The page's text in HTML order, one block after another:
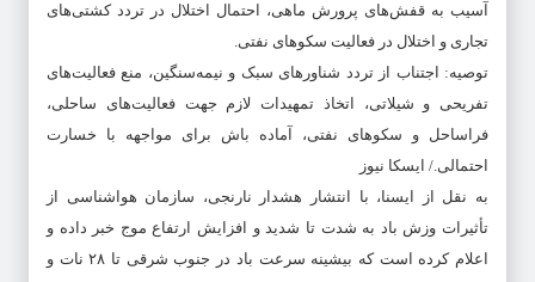
آسیب به قفش‌های پرورش ماهی، احتمال اختلال در تردد کشتی‌های
تجاری و اختلال در فعالیت سکوهای نفتی.
توصیه: اجتناب از تردد شناورهای سبک و نیمه‌سنگین، منع فعالیت‌های
تفریحی و شیلاتی، اتخاذ تمهیدات لازم جهت فعالیت‌های ساحلی،
فراساحل و سکوهای نفتی، آماده باش برای مواجهه با خسارت
احتمالی./ ایسکا نیوز
به نقل از ایسنا، با انتشار هشدار نارنجی، سازمان هواشناسی از
تأثیرات وزش باد به شدت تا شدید و افزایش ارتفاع موج خبر داده و
اعلام کرده است که بیشینه سرعت باد در جنوب شرقی تا ۲۸ نات و